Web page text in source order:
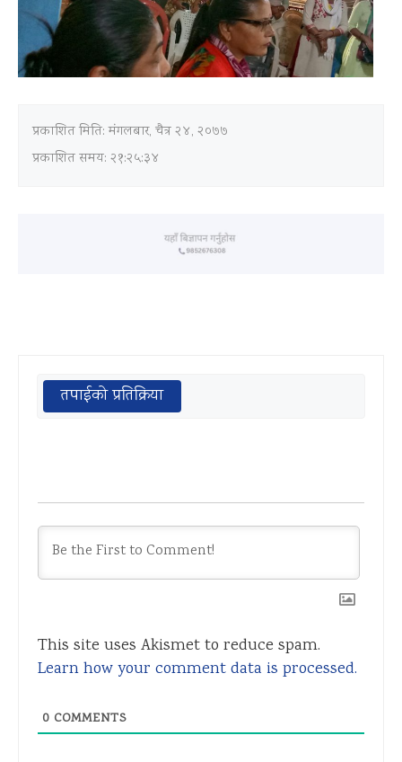
प्रकाशित मिति:मंगलबार, चैत्र २४, २०७७
प्रकाशित समय: २१:२५:३४
तपाईको प्रतिक्रिया
This site uses Akismet to reduce spam.
Learn how your comment data is processed.
0 COMMENTS